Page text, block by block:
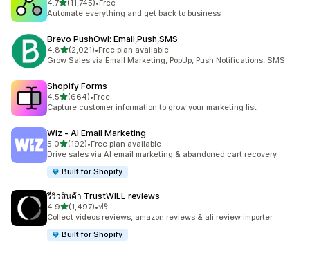
4.7เต็ม 5 ดาว
(11,745)
ทั้งหมด 11745 รีวิว
•Free
Automate everything and get back to business
Brevo PushOwl: Email,Push,SMS
4.8เต็ม 5 ดาว
(2,021)
ทั้งหมด 2021 รีวิว
•Free plan available
Grow Sales via Email Marketing, PopUp, Push Notifications, SMS
Shopify Forms
4.5เต็ม 5 ดาว
(664)
ทั้งหมด 664 รีวิว
•Free
Capture customer information to grow your marketing list
Wiz ‑ AI Email Marketing
5.0เต็ม 5 ดาว
(192)
ทั้งหมด 192 รีวิว
•Free plan available
Drive sales via AI email marketing & abandoned cart recovery
Built for Shopify
รีวิวสินค้า TrustWILL reviews
4.9เต็ม 5 ดาว
(1,497)
ทั้งหมด 1497 รีวิว
•ฟรี
Collect videos reviews, amazon reviews & ali review importer
Built for Shopify